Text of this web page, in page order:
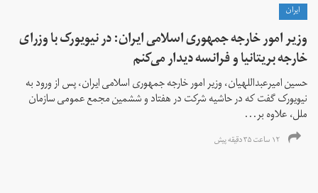
ايران
وزیر امور خارجه جمهوری اسلامی ایران: در نیویورک با وزرای
خارجه بریتانیا و فرانسه دیدار می‌کنم
حسین امیرعبداللهیان، وزیر امور خارجه جمهوری اسلامی ایران، پس از ورود به
نیویورک گفت که در حاشیه شرکت در هفتاد و ششمین مجمع عمومی سازمان
ملل، علاوه بر...
۱۲ ساعت ۳۵ دقیقه پیش